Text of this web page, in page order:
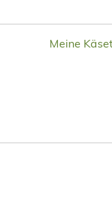
Meine